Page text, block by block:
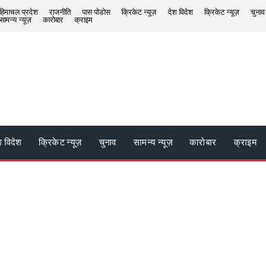
हिमाचल प्रदेश राजनीति पास पोडोस क्रिकेट न्यूज़ देश विदेश क्रिकेट न्यूज़
चुनाव
सामन्य न्यूज़
कारोबार क्राइम
विदेश क्रिकेट न्यूज़ चुनाव सामन्य न्यूज़ कारोबार क्राइम